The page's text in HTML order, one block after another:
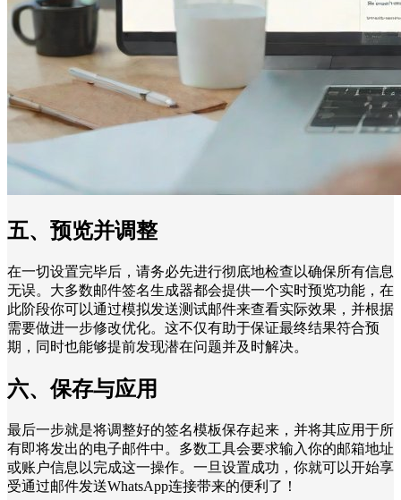
五、预览并调整
在一切设置完毕后，请务必先进行彻底地检查以确保所有信息
无误。大多数邮件签名生成器都会提供一个实时预览功能，在
此阶段你可以通过模拟发送测试邮件来查看实际效果，并根据
需要做进一步修改优化。这不仅有助于保证最终结果符合预
期，同时也能够提前发现潜在问题并及时解决。
六、保存与应用
最后一步就是将调整好的签名模板保存起来，并将其应用于所
有即将发出的电子邮件中。多数工具会要求输入你的邮箱地址
或账户信息以完成这一操作。一旦设置成功，你就可以开始享
受通过邮件发送WhatsApp连接带来的便利了！